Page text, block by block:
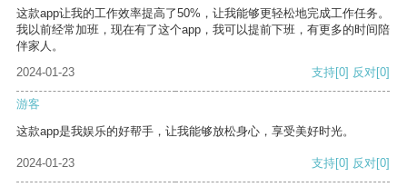
这款app让我的工作效率提高了50%，让我能够更轻松地完成工作任务。
我以前经常加班，现在有了这个app，我可以提前下班，有更多的时间陪
伴家人。
2024-01-23
支持[0] 反对[0]
游客
这款app是我娱乐的好帮手，让我能够放松身心，享受美好时光。
2024-01-23 支持[0] 反对[0]